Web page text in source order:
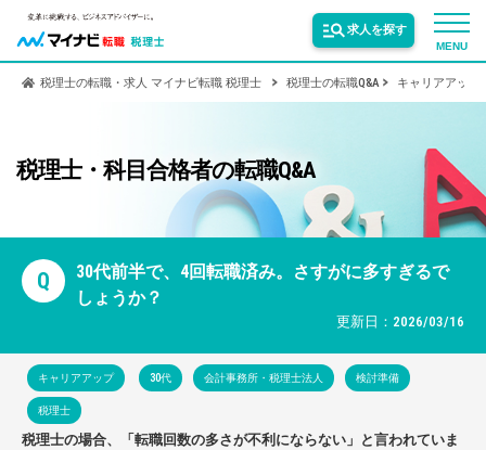
MENU
求人を探す
転職お役立ち情報
業界情報
税理士の転職・求人 マイナビ転職 税理士 税理士の転職Q&A キャリアアップ
税理士・科目合格者の転職Q&A
Q
30代前半で、4回転職済み。さすがに多すぎるで
しょうか？
更新日：2026/03/16
キャリアアップ 30代 会計事務所・税理士法人 検討準備
税理士
税理士の場合、「転職回数の多さが不利にならない」と言われていま